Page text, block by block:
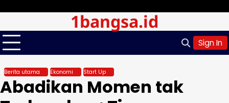
content
1bangsa.id
Sign In
Berita utama Ekonomi Start Up
Abadikan Momen tak